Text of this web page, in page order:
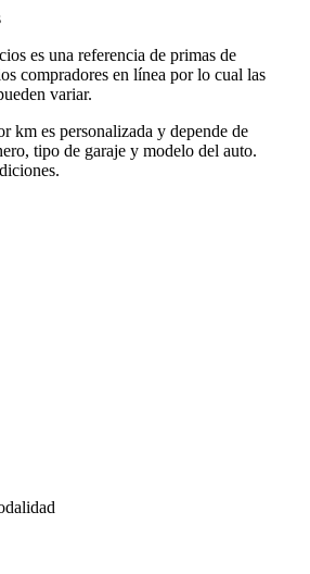
es una referencia de primas de
compradores en línea por lo cual las
variar.
km es personalizada y depende de
tipo de garaje y modelo del auto.